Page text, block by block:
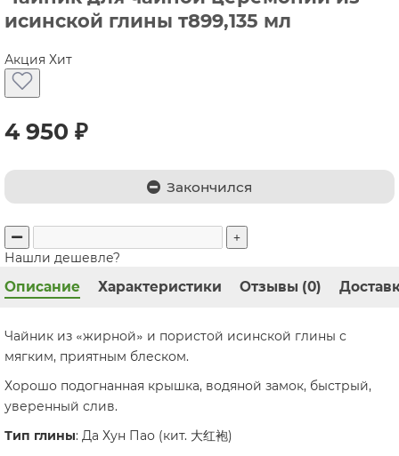
исинской глины т899,135 мл
Акция Хит
4 950 ₽
Закончился
Нашли дешевле?
Описание Характеристики Отзывы (0)
Чайник из «жирной» и пористой исинской глины с
мягким, приятным блеском.
Хорошо подогнанная крышка, водяной замок, быстрый,
уверенный слив.
Тип глины: Да Хун Пао (кит. 大红袍)